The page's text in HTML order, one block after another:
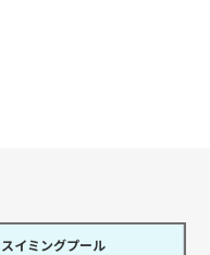
スイミングプール